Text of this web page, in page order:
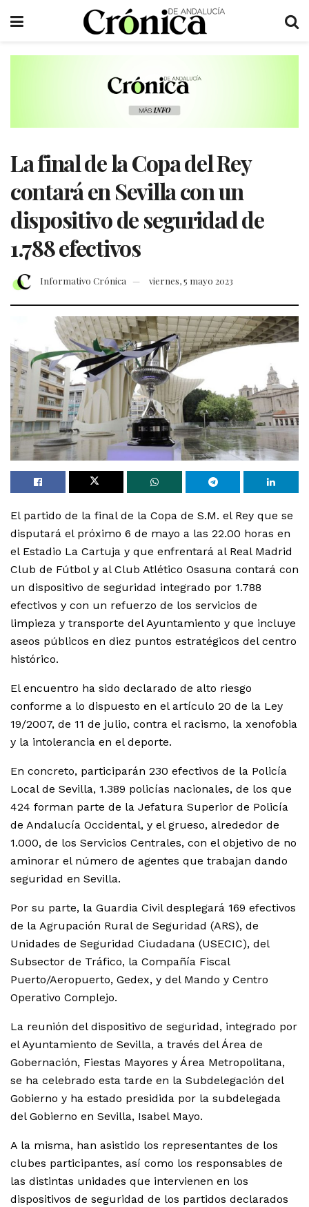
La final de la Copa del Rey
contará en Sevilla con un
dispositivo de seguridad de
1.788 efectivos
Informativo Crónica viernes, 5 mayo 2023
El partido de la final de la Copa de S.M. el Rey que se
disputará el próximo 6 de mayo a las 22.00 horas en
el Estadio La Cartuja y que enfrentará al Real Madrid
Club de Fútbol y al Club Atlético Osasuna contará con
un dispositivo de seguridad integrado por 1.788
efectivos y con un refuerzo de los servicios de
limpieza y transporte del Ayuntamiento y que incluye
aseos públicos en diez puntos estratégicos del centro
histórico.
El encuentro ha sido declarado de alto riesgo
conforme a lo dispuesto en el artículo 20 de la Ley
19/2007, de 11 de julio, contra el racismo, la xenofobia
y la intolerancia en el deporte.
En concreto, participarán 230 efectivos de la Policía
Local de Sevilla, 1.389 policías nacionales, de los que
424 forman parte de la Jefatura Superior de Policía
de Andalucía Occidental, y el grueso, alrededor de
1.000, de los Servicios Centrales, con el objetivo de no
aminorar el número de agentes que trabajan dando
seguridad en Sevilla.
Por su parte, la Guardia Civil desplegará 169 efectivos
de la Agrupación Rural de Seguridad (ARS), de
Unidades de Seguridad Ciudadana (USECIC), del
Subsector de Tráfico, la Compañía Fiscal
Puerto/Aeropuerto, Gedex, y del Mando y Centro
Operativo Complejo.
La reunión del dispositivo de seguridad, integrado por
el Ayuntamiento de Sevilla, a través del Área de
Gobernación, Fiestas Mayores y Área Metropolitana,
se ha celebrado esta tarde en la Subdelegación del
Gobierno y ha estado presidida por la subdelegada
del Gobierno en Sevilla, Isabel Mayo.
A la misma, han asistido los representantes de los
clubes participantes, así como los responsables de
las distintas unidades que intervienen en los
dispositivos de seguridad de los partidos declarados